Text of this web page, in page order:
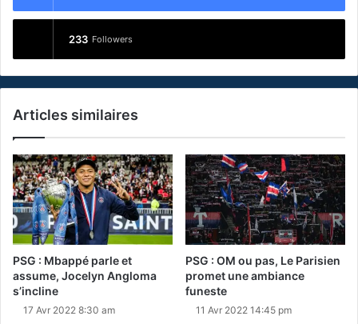
233 Followers
Articles similaires
PSG : Mbappé parle et
assume, Jocelyn Angloma
s’incline
17 Avr 2022 8:30 am
PSG : OM ou pas, Le Parisien
promet une ambiance
funeste
11 Avr 2022 14:45 pm